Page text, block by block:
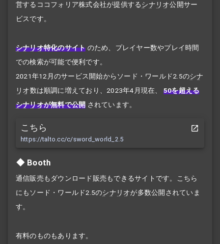
営するココフォリア株式会社が提供するシナリオ公開サー
ビスです。
シナリオ特化のサイト のため、プレイヤー数やプレイ時間
での検索が可能で便利です。
2021年12月のサービス開始からソード・ワールド2.5のシナ
リオ数は順調に増えており、2023年4月現在、
50を超える
シナリオが無料で公開 されています。
こちら
https://talto.cc/c/sword_world_2.5
Booth
通信販売もダウンロード販売もできるサイトです。こちら
にもソード・ワールド2.5のシナリオが多数公開されていま
す。
有料のものもあります。